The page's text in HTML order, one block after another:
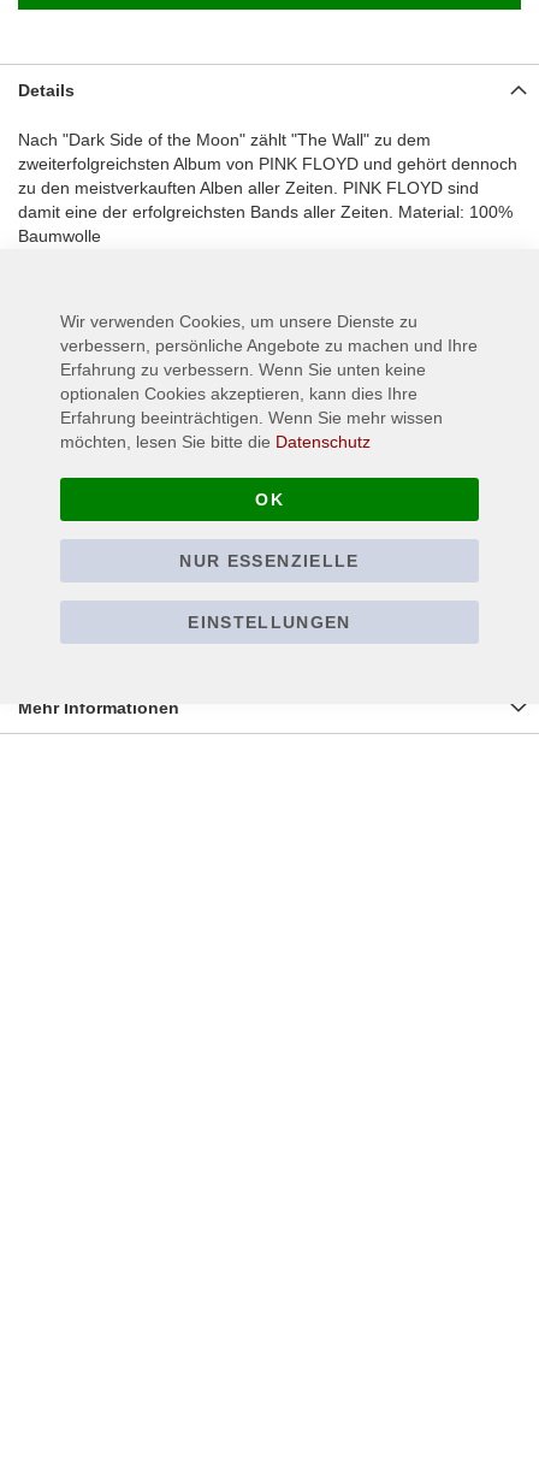
Details
Nach "Dark Side of the Moon" zählt "The Wall" zu dem
zweiterfolgreichsten Album von PINK FLOYD und gehört dennoch
zu den meistverkauften Alben aller Zeiten. PINK FLOYD sind
damit eine der erfolgreichsten Bands aller Zeiten. Material: 100%
Baumwolle
Avtech House, Hithercroft,
Wallingford, Oxon. OX10 9DA
www.plastichead-distribution.com
MAM GmbH & Co. KG
42283 Wuppertal
Mehr Informationen
Wir verwenden Cookies, um unsere Dienste zu
verbessern, persönliche Angebote zu machen und Ihre
Erfahrung zu verbessern. Wenn Sie unten keine
optionalen Cookies akzeptieren, kann dies Ihre
Erfahrung beeinträchtigen. Wenn Sie mehr wissen
möchten, lesen Sie bitte die Datenschutz
OK
NUR ESSENZIELLE
EINSTELLUNGEN